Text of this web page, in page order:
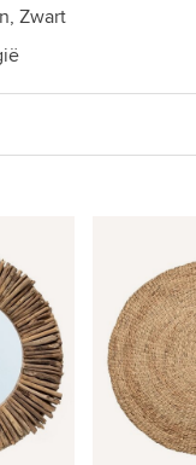
Zwart